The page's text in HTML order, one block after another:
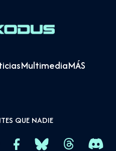
MultimediaMÁS
QUE NADIE